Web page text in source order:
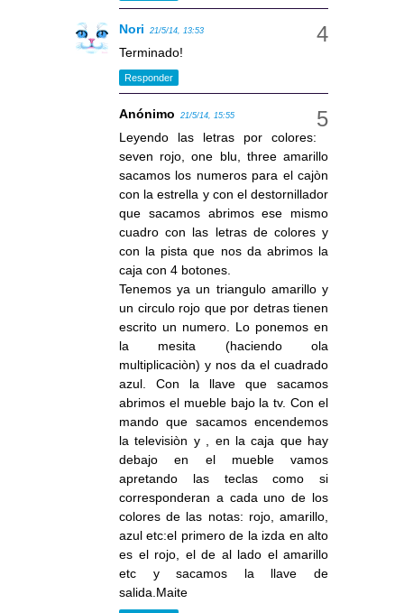
Nori 21/5/14, 13:53
Terminado!
Responder
Anónimo 21/5/14, 15:55
Leyendo las letras por colores:
seven rojo, one blu, three amarillo
sacamos los numeros para el cajòn
con la estrella y con el destornillador
que sacamos abrimos ese mismo
cuadro con las letras de colores y
con la pista que nos da abrimos la
caja con 4 botones.
Tenemos ya un triangulo amarillo y
un circulo rojo que por detras tienen
escrito un numero. Lo ponemos en
la mesita (haciendo ola
multiplicaciòn) y nos da el cuadrado
azul. Con la llave que sacamos
abrimos el mueble bajo la tv. Con el
mando que sacamos encendemos
la televisiòn y , en la caja que hay
debajo en el mueble vamos
apretando las teclas como si
corresponderan a cada uno de los
colores de las notas: rojo, amarillo,
azul etc:el primero de la izda en alto
es el rojo, el de al lado el amarillo
etc y sacamos la llave de
salida.Maite